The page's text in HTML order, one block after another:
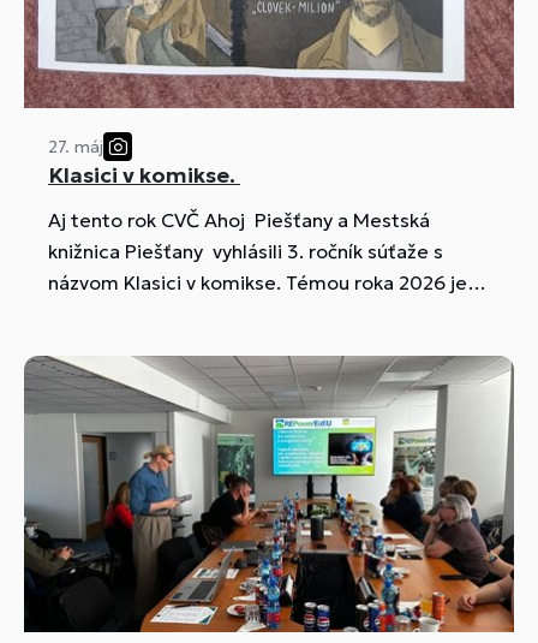
27. máj
Klasici v komikse.
Aj tento rok CVČ Ahoj Piešťany a Mestská
knižnica Piešťany vyhlásili 3. ročník súťaže s
názvom Klasici v komikse. Témou roka 2026 je